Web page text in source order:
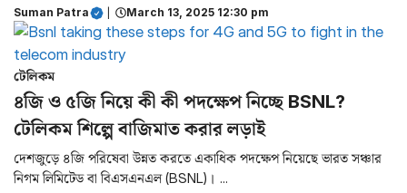
Suman Patra March 13, 2025 12:30 pm
টেলিকম
৪জি ও ৫জি নিয়ে কী কী পদক্ষেপ নিচ্ছে BSNL?
টেলিকম শিল্পে বাজিমাত করার লড়াই
দেশজুড়ে ৪জি পরিষেবা উন্নত করতে একাধিক পদক্ষেপ নিয়েছে ভারত সঞ্চার
নিগম লিমিটেড বা বিএসএনএল (BSNL)। ...